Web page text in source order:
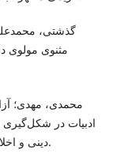
ﻣﺜﻨﻮی ﻣﻮﻟﻮی
ادﺑﯿﺎت در شکل‌گیری
دﯾﻨﯽ و اﺧﻼﻗﯽ، ﺗﺮﺑﯿﺖ اﺳﻼﻣﯽ، س۵، ش۱۰، صص ۱۰۱تا۱۲۰.